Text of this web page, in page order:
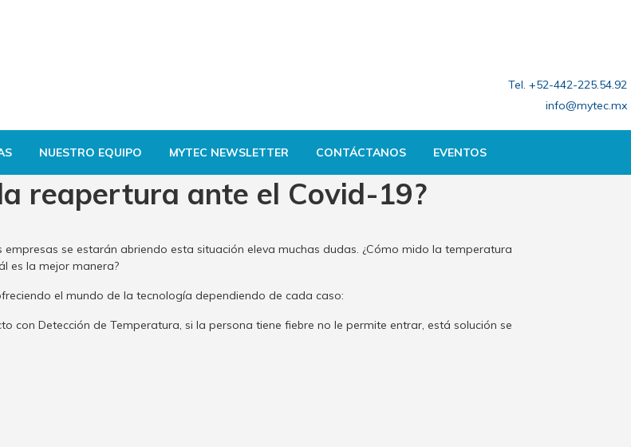
Tel. +52-442-225.54.92
info@mytec.mx
NUESTRO EQUIPO MYTEC NEWSLETTER CONTÁCTANOS EVENTOS
reapertura ante el Covid-19?
se estarán abriendo esta situación eleva muchas dudas. ¿Cómo mido la temperatura
es la mejor manera?
el mundo de la tecnología dependiendo de cada caso:
con Detección de Temperatura, si la persona tiene fiebre no le permite entrar, está solución se